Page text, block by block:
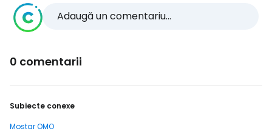
Adaugă un comentariu...
0 comentarii
Subiecte conexe
Mostar OMO